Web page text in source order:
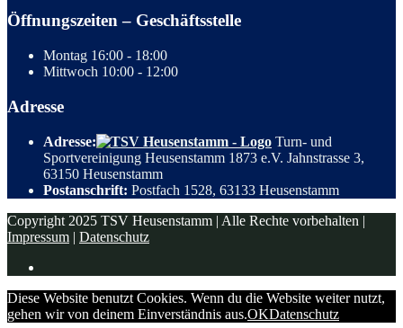
Öffnungszeiten – Geschäftsstelle
Montag 16:00 - 18:00
Mittwoch 10:00 - 12:00
Adresse
Adresse:
Turn- und
Sportvereinigung Heusenstamm 1873 e.V. Jahnstrasse 3,
63150 Heusenstamm
Postanschrift: Postfach 1528, 63133 Heusenstamm
Copyright 2025 TSV Heusenstamm | Alle Rechte vorbehalten |
Impressum | Datenschutz
Diese Website benutzt Cookies. Wenn du die Website weiter nutzt,
gehen wir von deinem Einverständnis aus.OKDatenschutz